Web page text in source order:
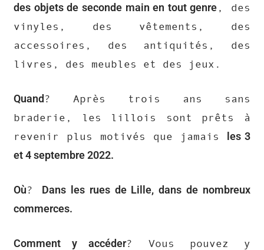
des objets de seconde main en tout genre , des
vinyles, des vêtements, des
accessoires, des antiquités, des
livres, des meubles et des jeux.
Quand? Après trois ans sans
braderie, les lillois sont prêts à
revenir plus motivés que jamais les 3
et 4 septembre 2022.
Où? Dans les rues de Lille, dans de nombreux
commerces.
Comment y accéder? Vous pouvez y